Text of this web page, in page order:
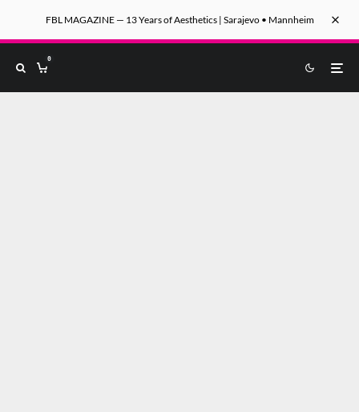
FBL MAGAZINE — 13 Years of Aesthetics | Sarajevo • Mannheim
0